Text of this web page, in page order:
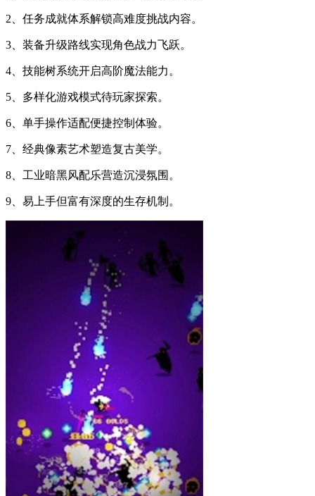
2、任务成就体系解锁高难度挑战内容。
3、装备升级路线实现角色战力飞跃。
4、技能树系统开启高阶魔法能力。
5、多样化游戏模式待玩家探索。
6、单手操作适配便捷控制体验。
7、经典像素艺术塑造复古美学。
8、工业暗黑风配乐营造沉浸氛围。
9、易上手但富有深度的生存机制。